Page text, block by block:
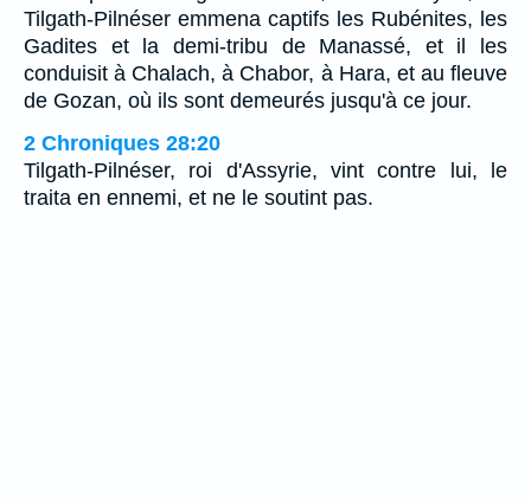
Tilgath-Pilnéser emmena captifs les Rubénites, les
Gadites et la demi-tribu de Manassé, et il les
conduisit à Chalach, à Chabor, à Hara, et au fleuve
de Gozan, où ils sont demeurés jusqu'à ce jour.
2 Chroniques 28:20
Tilgath-Pilnéser, roi d'Assyrie, vint contre lui, le
traita en ennemi, et ne le soutint pas.